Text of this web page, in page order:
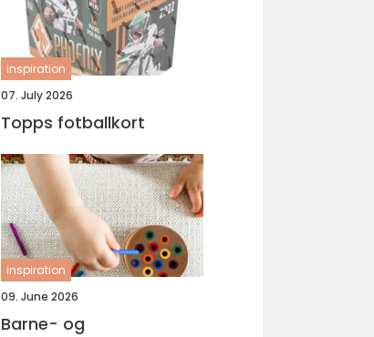
inspiration
07. July 2026
Topps fotballkort
inspiration
09. June 2026
Barne- og